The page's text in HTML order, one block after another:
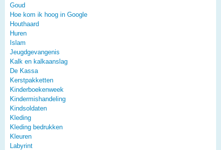
Goud
Hoe kom ik hoog in Google
Houthaard
Huren
Islam
Jeugdgevangenis
Kalk en kalkaanslag
De Kassa
Kerstpakketten
Kinderboekenweek
Kindermishandeling
Kindsoldaten
Kleding
Kleding bedrukken
Kleuren
Labyrint